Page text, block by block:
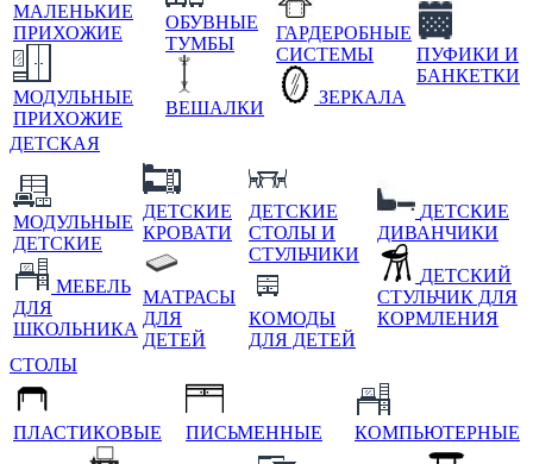
МАЛЕНЬКИЕ
ПРИХОЖИЕ
МОДУЛЬНЫЕ
ПРИХОЖИЕ
ОБУВНЫЕ
ТУМБЫ
ВЕШАЛКИ
ГАРДЕРОБНЫЕ
СИСТЕМЫ
ЗЕРКАЛА
ПУФИКИ И
БАНКЕТКИ
ДЕТСКАЯ
МОДУЛЬНЫЕ
ДЕТСКИЕ
МЕБЕЛЬ
ДЛЯ
ШКОЛЬНИКА
ДЕТСКИЕ
КРОВАТИ
МАТРАСЫ
ДЛЯ
ДЕТЕЙ
ДЕТСКИЕ
СТОЛЫ И
СТУЛЬЧИКИ
КОМОДЫ
ДЛЯ ДЕТЕЙ
ДЕТСКИЕ
ДИВАНЧИКИ
ДЕТСКИЙ
СТУЛЬЧИК ДЛЯ
КОРМЛЕНИЯ
СТОЛЫ
ПЛАСТИКОВЫЕ ПИСЬМЕННЫЕ КОМПЬЮТЕРНЫЕ